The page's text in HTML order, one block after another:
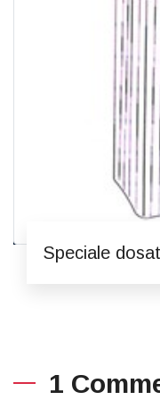
Speciale
1